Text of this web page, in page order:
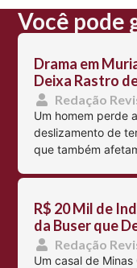
Você pode
Drama em
Deixa Rastro
Redação
Um homem perde
deslizamento de
que também
R$ 20 Mil de
da Buser que
Redação
Um casal de